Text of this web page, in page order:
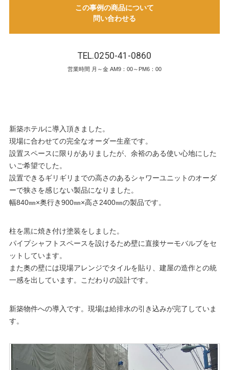
この事例の商品について
問い合わせる
TEL.0250-41-0860
営業時間 月～金 AM9：00～PM6：00
新築ホテルに導入頂きました。
現場に合わせての完全なオーダー生産です。
設置スペースに限りがありましたが、余裕のある使い心地にした
いご希望でした。
設置できるギリギリまでの高さのあるシャワーユニットのオーダ
ーで狭さを感じない製品になりました。
幅840㎜×奥行き900㎜×高さ2400㎜の製品です。
柱を黒に焼き付け塗装をしました。
パイプシャフトスペースを設けるため壁に直接サーモバルブをセ
ットしています。
また奥の壁には現場アレンジでタイルを貼り、建屋の造作との統
一感を出しています。こだわりの設計です。
新築物件への導入です。現場は給排水の引き込みが完了していま
す。